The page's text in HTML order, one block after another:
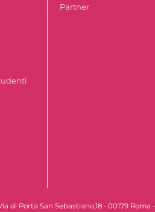
Partner
di Porta San Sebastiano,18 - 00179 Roma